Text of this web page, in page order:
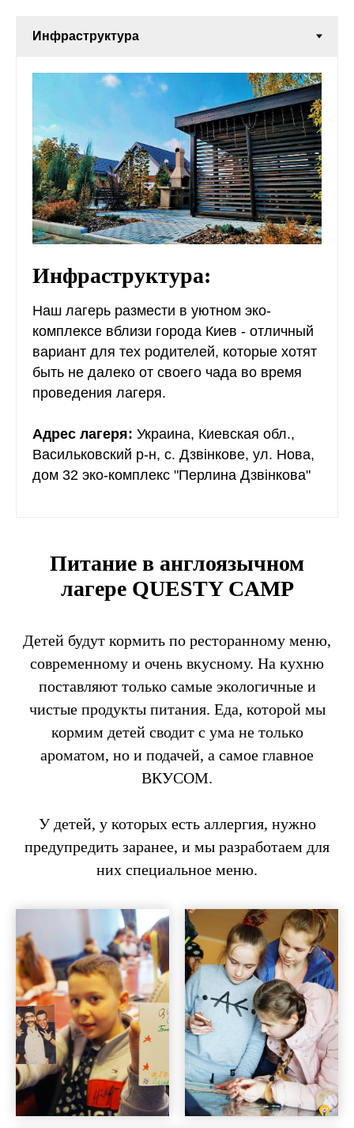
Инфраструктура:
Наш лагерь размести в уютном эко-
комплексе вблизи города Киев - отличный
вариант для тех родителей, которые хотят
быть не далеко от своего чада во время
проведения лагеря.
Адрес лагеря: Украина, Киевская обл.,
Васильковский р-н, с. Дзвінкове, ул. Нова,
дом 32 эко-комплекс "Перлина Дзвінкова"
Питание в англоязычном
лагере QUESTY CAMP
Детей будут кормить по ресторанному меню,
современному и очень вкусному. На кухню
поставляют только самые экологичные и
чистые продукты питания. Еда, которой мы
кормим детей сводит с ума не только
ароматом, но и подачей, а самое главное
ВКУСОМ.
У детей, у которых есть аллергия, нужно
предупредить заранее, и мы разработаем для
них специальное меню.